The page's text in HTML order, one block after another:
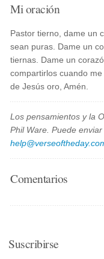
Mi oración
Pastor tierno, dame un
sean puras. Dame un
tiernas. Dame un
compartirlos cuando
de Jesús oro, Amén.
Los pensamientos y la
Phil Ware. Puede
Comentarios
Suscribirse